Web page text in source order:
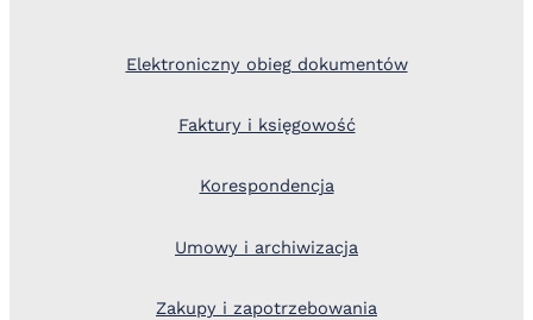
Elektroniczny obieg dokumentów
Faktury i księgowość
Korespondencja
Umowy i archiwizacja
Zakupy i zapotrzebowania